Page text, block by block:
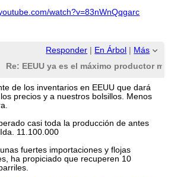
watch?v=83nWnQqgarc
Responder En Árbol
Más
Re: EEUU ya es el máximo productor
de los inventarios en EEUU que dará
precios y a nuestros bolsillos. Menos
casi toda la producción de antes
11.100.000
fuertes importaciones y flojas
ha propiciado que recuperen 10